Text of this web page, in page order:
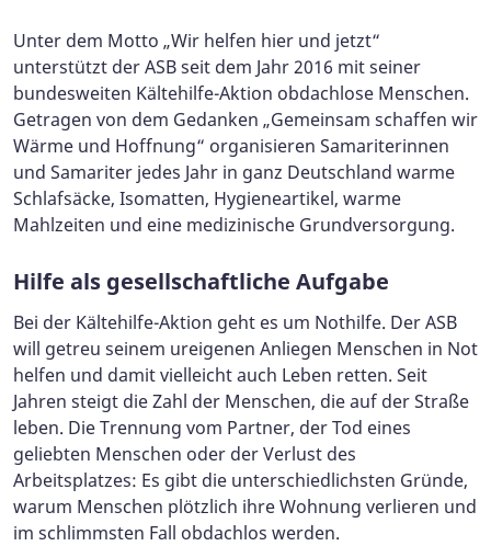
Unter dem Motto „Wir helfen hier und jetzt“
unterstützt der ASB seit dem Jahr 2016 mit seiner
bundesweiten Kältehilfe-Aktion obdachlose Menschen.
Getragen von dem Gedanken „Gemeinsam schaffen wir
Wärme und Hoffnung“ organisieren Samariterinnen
und Samariter jedes Jahr in ganz Deutschland warme
Schlafsäcke, Isomatten, Hygieneartikel, warme
Mahlzeiten und eine medizinische Grundversorgung.
Hilfe als gesellschaftliche Aufgabe
Bei der Kältehilfe-Aktion geht es um Nothilfe. Der ASB
will getreu seinem ureigenen Anliegen Menschen in Not
helfen und damit vielleicht auch Leben retten. Seit
Jahren steigt die Zahl der Menschen, die auf der Straße
leben. Die Trennung vom Partner, der Tod eines
geliebten Menschen oder der Verlust des
Arbeitsplatzes: Es gibt die unterschiedlichsten Gründe,
warum Menschen plötzlich ihre Wohnung verlieren und
im schlimmsten Fall obdachlos werden.